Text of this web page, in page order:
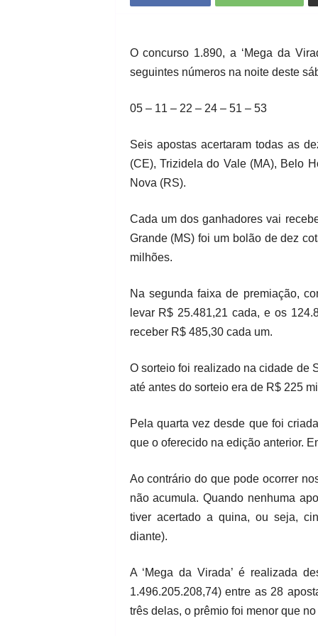
O concurso 1.890, a ‘Mega da
seguintes números na noite deste
05 – 11 – 22 – 24 – 51 – 53
Seis apostas acertaram todas as
(CE), Trizidela do Vale (MA), Belo
Nova (RS).
Cada um dos ganhadores vai
Grande (MS) foi um bolão de dez
milhões.
Na segunda faixa de premiação,
levar R$ 25.481,21 cada, e os
receber R$ 485,30 cada um.
O sorteio foi realizado na cidade de
até antes do sorteio era de R$ 225
Pela quarta vez desde que foi
que o oferecido na edição anterior.
Ao contrário do que pode ocorrer
não acumula. Quando nenhuma
tiver acertado a quina, ou seja,
diante).
A ‘Mega da Virada’ é realizada
1.496.205.208,74) entre as 28
três delas, o prêmio foi menor que